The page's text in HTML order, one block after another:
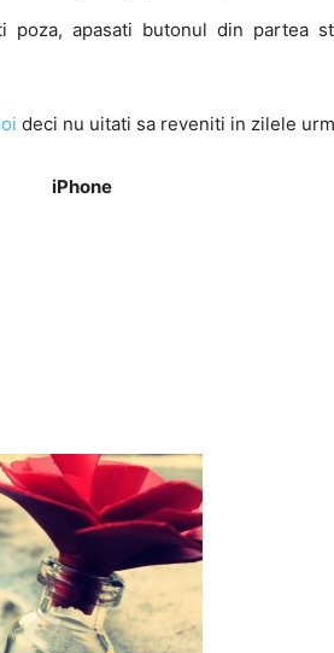
poza, apasati butonul din partea
deci nu uitati sa reveniti in zilele
iPhone